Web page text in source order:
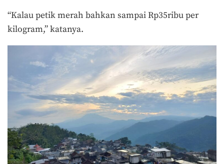
“Kalau petik merah bahkan sampai Rp35ribu per
kilogram,” katanya.